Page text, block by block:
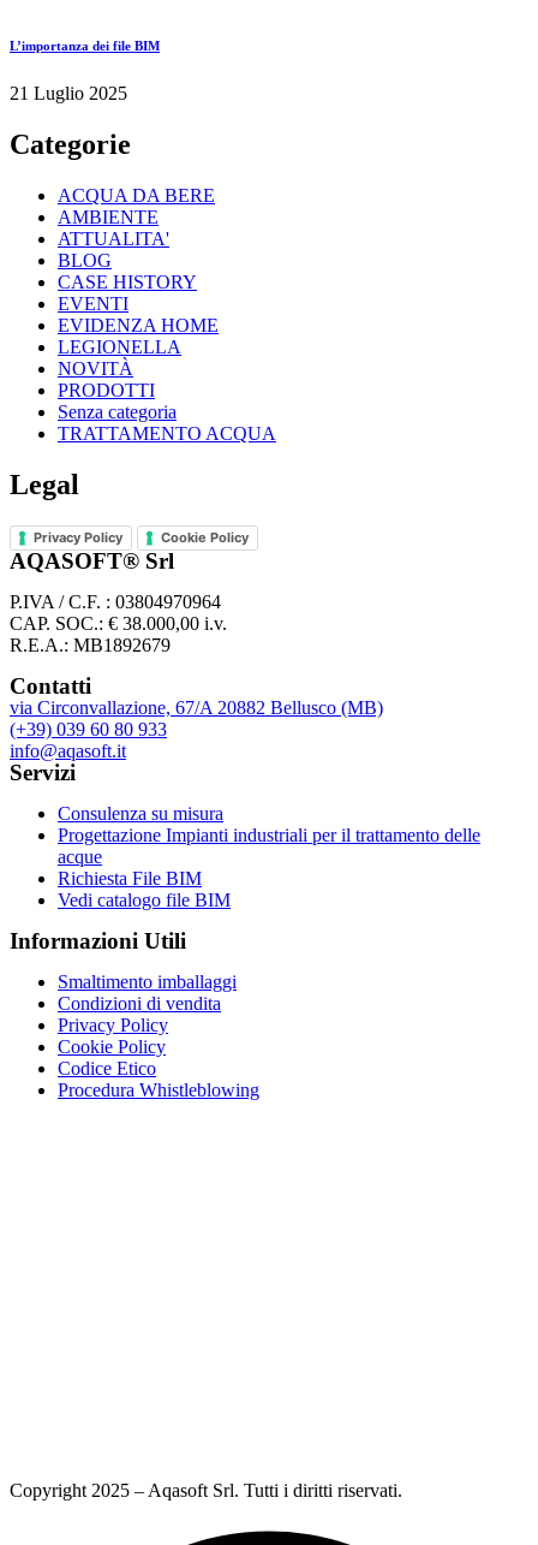
L’importanza dei file BIM
21 Luglio 2025
Categorie
ACQUA DA BERE
AMBIENTE
ATTUALITA'
BLOG
CASE HISTORY
EVENTI
EVIDENZA HOME
LEGIONELLA
NOVITÀ
PRODOTTI
Senza categoria
TRATTAMENTO ACQUA
Legal
Privacy Policy Cookie Policy
AQASOFT® Srl
P.IVA / C.F. : 03804970964
CAP. SOC.: € 38.000,00 i.v.
R.E.A.: MB1892679
Contatti
via Circonvallazione, 67/A 20882 Bellusco (MB)
(+39) 039 60 80 933
info@aqasoft.it
Servizi
Consulenza su misura
Progettazione Impianti industriali per il trattamento delle
acque
Richiesta File BIM
Vedi catalogo file BIM
Informazioni Utili
Smaltimento imballaggi
Condizioni di vendita
Privacy Policy
Cookie Policy
Codice Etico
Procedura Whistleblowing
Copyright 2025 – Aqasoft Srl. Tutti i diritti riservati.